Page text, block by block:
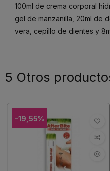
100ml de crema corporal
gel de manzanilla, 20ml de
vera, cepillo de dientes y
5 Otros
-19,55%